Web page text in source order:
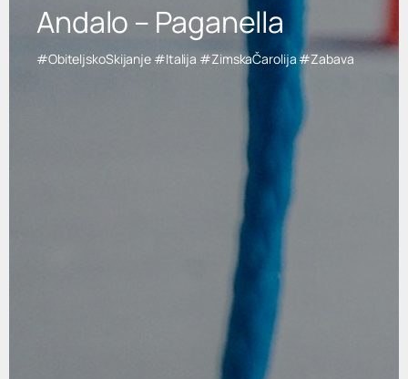
Andalo – Paganella
#ObiteljskoSkijanje #Italija #ZimskaČarolija #Zabava